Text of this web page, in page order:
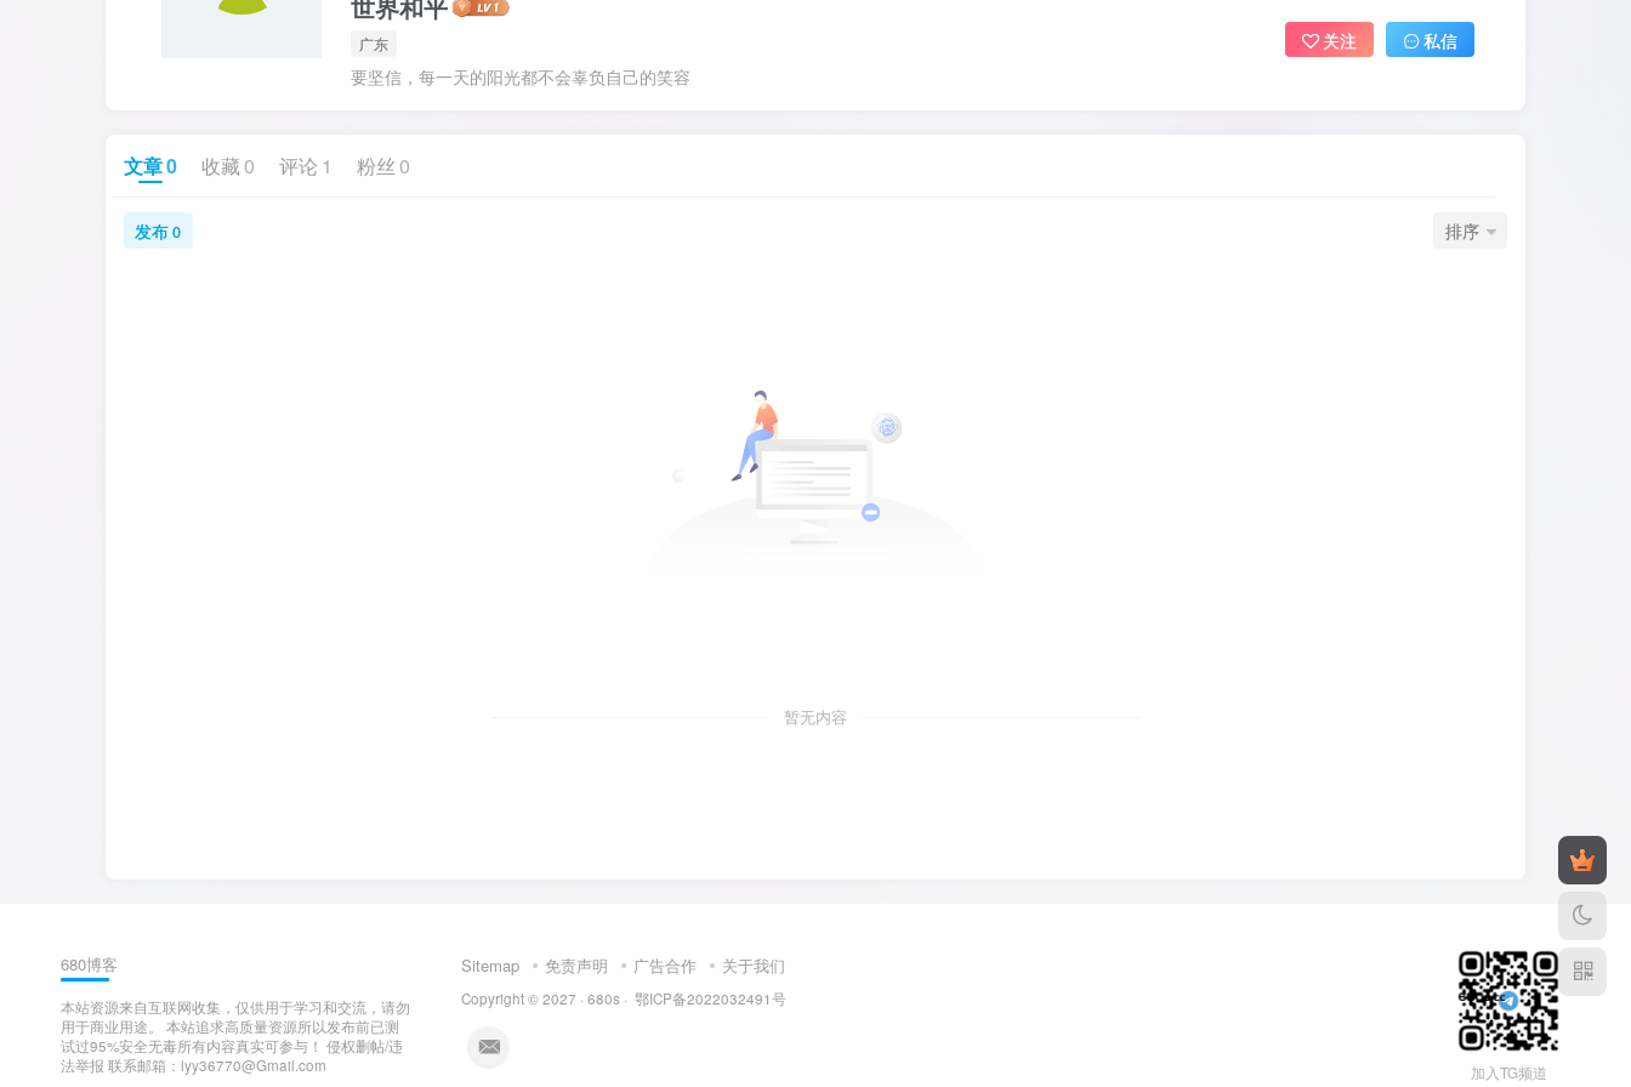
广东
要坚信，每一天的阳光都不会辜负自己的笑容
关注 私信
文章0 收藏 0 评论 1 粉丝 0
发布0 排序
暂无内容
680博客
本站资源来自互联网收集，仅供用于学习和交流，请勿
用于商业用途。 本站追求高质量资源所以发布前已测
试过95%安全无毒所有内容真实可参与！ 侵权删帖/违
法举报 联系邮箱：lyy36770@Gmail.com
Sitemap 免责声明 广告合作 关于我们
Copyright © 2027 · 680s · 鄂ICP备2022032491号
加入TG频道